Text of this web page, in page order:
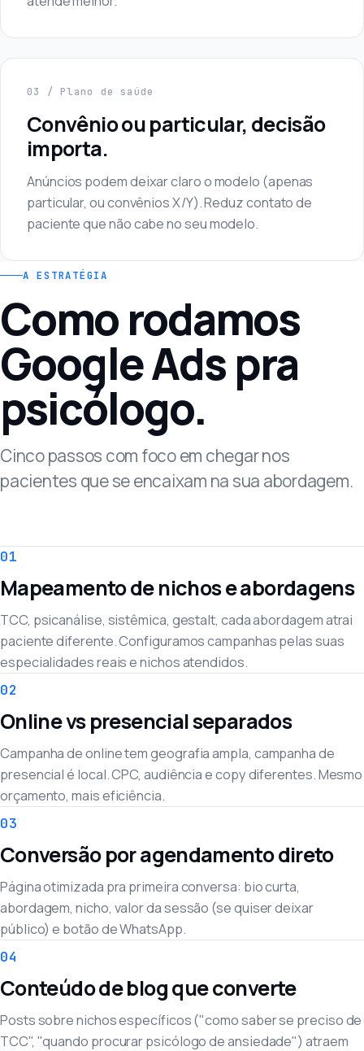
03 / Plano de saúde
Convênio ou particular, decisão
importa.
Anúncios podem deixar claro o modelo (apenas
particular, ou convênios X/Y). Reduz contato de
paciente que não cabe no seu modelo.
A ESTRATÉGIA
Como rodamos
Google Ads pra
psicólogo.
Cinco passos com foco em chegar nos
pacientes que se encaixam na sua abordagem.
01
Mapeamento de nichos e abordagens
TCC, psicanálise, sistêmica, gestalt, cada abordagem atrai
paciente diferente. Configuramos campanhas pelas suas
especialidades reais e nichos atendidos.
02
Online vs presencial separados
Campanha de online tem geografia ampla, campanha de
presencial é local. CPC, audiência e copy diferentes. Mesmo
orçamento, mais eficiência.
03
Conversão por agendamento direto
Página otimizada pra primeira conversa: bio curta,
abordagem, nicho, valor da sessão (se quiser deixar
público) e botão de WhatsApp.
04
Conteúdo de blog que converte
Posts sobre nichos específicos ("como saber se preciso de
TCC", "quando procurar psicólogo de ansiedade") atraem